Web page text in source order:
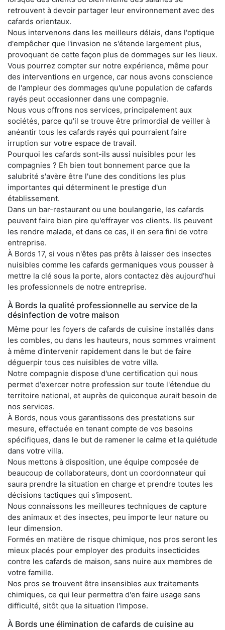
retrouvent à devoir partager leur environnement avec des
cafards orientaux.
Nous intervenons dans les meilleurs délais, dans l'optique
d'empêcher que l'invasion ne s'étende largement plus,
provoquant de cette façon plus de dommages sur les lieux.
Vous pourrez compter sur notre expérience, même pour
des interventions en urgence, car nous avons conscience
de l'ampleur des dommages qu'une population de cafards
rayés peut occasionner dans une compagnie.
Nous vous offrons nos services, principalement aux
sociétés, parce qu'il se trouve être primordial de veiller à
anéantir tous les cafards rayés qui pourraient faire
irruption sur votre espace de travail.
Pourquoi les cafards sont-ils aussi nuisibles pour les
compagnies ? Eh bien tout bonnement parce que la
salubrité s'avère être l'une des conditions les plus
importantes qui déterminent le prestige d'un
établissement.
Dans un bar-restaurant ou une boulangerie, les cafards
peuvent faire bien pire qu'effrayer vos clients. Ils peuvent
les rendre malade, et dans ce cas, il en sera fini de votre
entreprise.
À Bords 17, si vous n'êtes pas prêts à laisser des insectes
nuisibles comme les cafards germaniques vous pousser à
mettre la clé sous la porte, alors contactez dès aujourd'hui
les professionnels de notre entreprise.
À Bords la qualité professionnelle au service de la
désinfection de votre maison
Même pour les foyers de cafards de cuisine installés dans
les combles, ou dans les hauteurs, nous sommes vraiment
à même d'intervenir rapidement dans le but de faire
déguerpir tous ces nuisibles de votre villa.
Notre compagnie dispose d'une certification qui nous
permet d'exercer notre profession sur toute l'étendue du
territoire national, et auprès de quiconque aurait besoin de
nos services.
À Bords, nous vous garantissons des prestations sur
mesure, effectuée en tenant compte de vos besoins
spécifiques, dans le but de ramener le calme et la quiétude
dans votre villa.
Nous mettons à disposition, une équipe composée de
beaucoup de collaborateurs, dont un coordonnateur qui
saura prendre la situation en charge et prendre toutes les
décisions tactiques qui s'imposent.
Nous connaissons les meilleures techniques de capture
des animaux et des insectes, peu importe leur nature ou
leur dimension.
Formés en matière de risque chimique, nos pros seront les
mieux placés pour employer des produits insecticides
contre les cafards de maison, sans nuire aux membres de
votre famille.
Nos pros se trouvent être insensibles aux traitements
chimiques, ce qui leur permettra d'en faire usage sans
difficulté, sitôt que la situation l'impose.
À Bords une élimination de cafards de cuisine au